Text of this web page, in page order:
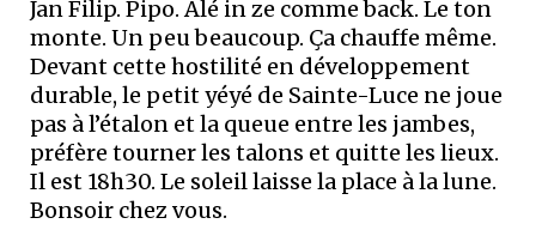
Jan Filip. Pipo. Alé in ze comme back. Le ton
monte. Un peu beaucoup. Ça chauffe même.
Devant cette hostilité en développement
durable, le petit yéyé de Sainte-Luce ne joue
pas à l’étalon et la queue entre les jambes,
préfère tourner les talons et quitte les lieux.
Il est 18h30. Le soleil laisse la place à la lune.
Bonsoir chez vous.